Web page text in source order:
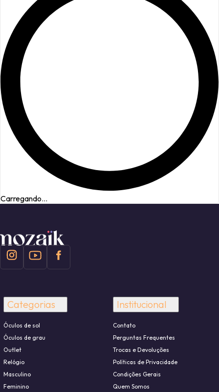
Carregando...
Categorias
Óculos de sol
Óculos de grau
Outlet
Relógio
Masculino
Feminino
Institucional
Contato
Perguntas Frequentes
Trocas e Devoluções
Políticas de Privacidade
Condições Gerais
Quem Somos